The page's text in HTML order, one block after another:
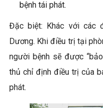
bệnh tái phát.
Đặc biệt: Khác với các
Dương. Khi điều trị tại
người bệnh sẽ được
thủ chỉ định điều trị của
phát.